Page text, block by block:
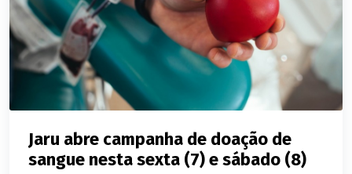
Jaru abre campanha de doação de
sangue nesta sexta (7) e sábado (8)